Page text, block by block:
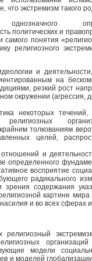
что экстремизм такого
политических и
самого понятия
религиозного
и
на
резкий рост
окружении (агрессия,
некоторых
толкованиям
целей,
и
определенного
восприятие
радикального
зрения содержания
картине
и во всех сферах
религиозный
модели
и моделей